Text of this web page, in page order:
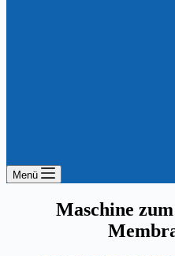
Menü
Maschine